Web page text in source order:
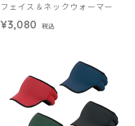
フェイス＆ネックウォーマー
¥3,080 税込